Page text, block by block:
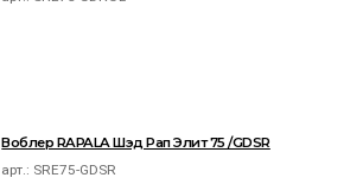
Воблер RAPALA Шэд Рап Элит 75 /GDSR
арт.: SRE75-GDSR